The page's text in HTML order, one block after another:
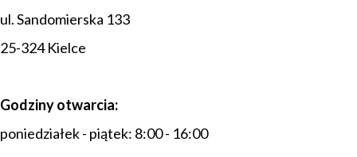
ul. Sandomierska 133
25-324 Kielce
Godziny otwarcia:
poniedziałek - piątek: 8:00 - 16:00